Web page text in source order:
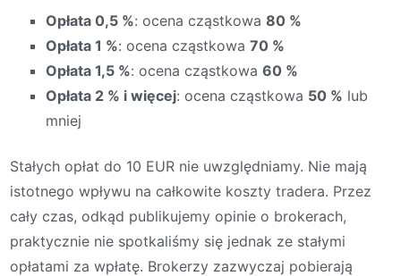
Opłata 0,5 %: ocena cząstkowa 80 %
Opłata 1 %: ocena cząstkowa 70 %
Opłata 1,5 %: ocena cząstkowa 60 %
Opłata 2 % i więcej: ocena cząstkowa 50 % lub
mniej
Stałych opłat do 10 EUR nie uwzględniamy. Nie mają
istotnego wpływu na całkowite koszty tradera. Przez
cały czas, odkąd publikujemy opinie o brokerach,
praktycznie nie spotkaliśmy się jednak ze stałymi
opłatami za wpłatę. Brokerzy zazwyczaj pobierają